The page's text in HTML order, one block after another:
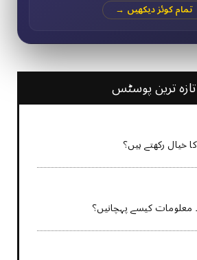
تمام کوئز دیکھیں →
تازہ ترین پوسٹس
رکھتے ہیں؟
کیسے پہچانیں؟